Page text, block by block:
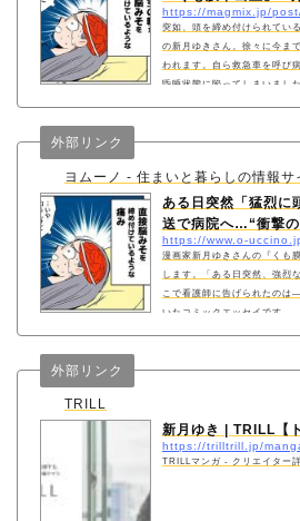
https://magmix.jp/
突如、頭を締め付けられてい
の新月ゆきさん。徐々に今ま
われます。自ら救急車を呼び
昏睡状態に陥ってしまいまし
ヨムーノ - 住まいと暮らしの情報サ
外部リンク
ある日突然「猛烈に
送で病院へ…“衝撃
https://www.o-
漫画家新月ゆきさんの『くも
します。「ある日突然、強烈
こで看護師に告げられたのは
いたコミックエッセイです。
TRILL
外部リンク
新月ゆき | TRILL【
https://trilltrill.jp/
TRILLマンガ - クリエイター